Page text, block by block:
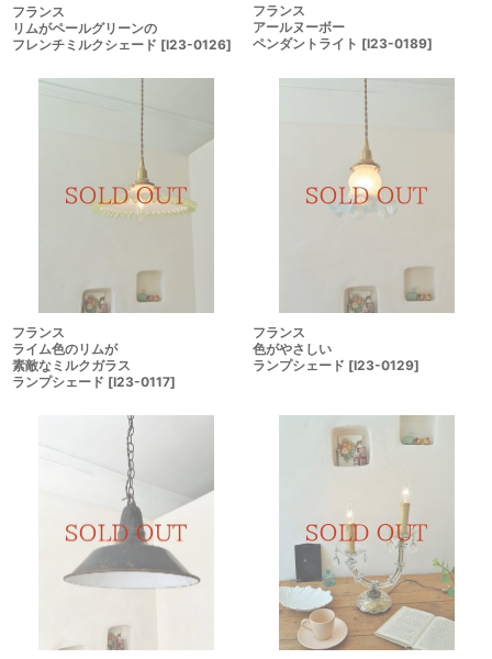
フランス
リムがペールグリーンの
フレンチミルクシェード [I23-0126]
フランス
アールヌーボー
ペンダントライト [I23-0189]
フランス
ライム色のリムが
素敵なミルクガラス
ランプシェード [I23-0117]
フランス
色がやさしい
ランプシェード [I23-0129]